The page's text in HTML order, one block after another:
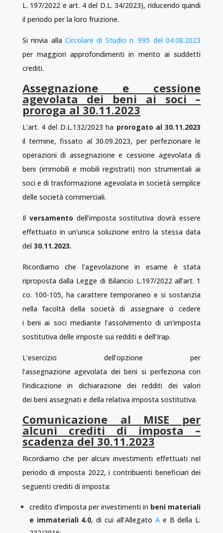
L. 197/2022 e art. 4 del D.L. 34/2023), riducendo quindi
il periodo per la loro fruizione.
Si rinvia alla Circolare di Studio n. 995 del 04.08.2023
per maggiori approfondimenti in merito ai suddetti
crediti.
Assegnazione e cessione
agevolata dei beni ai soci –
proroga al 30.11.2023
L’art. 4 del D.L.132/2023 ha prorogato al 30.11.2023
il termine, fissato al 30.09.2023, per perfezionare le
operazioni di assegnazione e cessione agevolata di
beni (immobili e mobili registrati) non strumentali ai
soci e di trasformazione agevolata in società semplice
delle società commerciali.
Il versamento dell’imposta sostitutiva dovrà essere
effettuato in un’unica soluzione entro la stessa data
del 30.11.2023.
Ricordiamo che l’agevolazione in esame è stata
riproposta dalla Legge di Bilancio L.197/2022 all’art. 1
co. 100-105, ha carattere temporaneo e si sostanzia
nella facoltà della società di assegnare o cedere
i beni ai soci mediante l’assolvimento di un’imposta
sostitutiva delle imposte sui redditi e dell’Irap.
L’esercizio dell’opzione per
l’assegnazione agevolata dei beni si perfeziona con
l’indicazione in dichiarazione dei redditi dei valori
dei beni assegnati e della relativa imposta sostitutiva.
Comunicazione al MISE per
alcuni crediti di imposta –
scadenza del 30.11.2023
Ricordiamo che per alcuni investimenti effettuati nel
periodo di imposta 2022, i contribuenti beneficiari dei
seguenti crediti di imposta:
credito d’imposta per investimenti in beni materiali
e immateriali 4.0, di cui all’Allegato Ae B della L.